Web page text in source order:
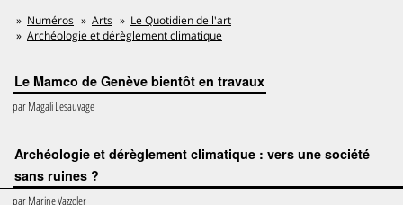
Numéros Arts
Le Quotidien de l'art
Archéologie et dérèglement climatique
Le Mamco de Genève bientôt en travaux
parMagali Lesauvage
Archéologie et dérèglement climatique : vers une société
sans ruines ?
parMarine Vazzoler